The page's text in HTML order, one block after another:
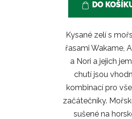
DO
Kysané zelí s
řasami Wakame,
a Nori a jejich
chutí jsou
kombinací pro
začátečníky.
sušené na